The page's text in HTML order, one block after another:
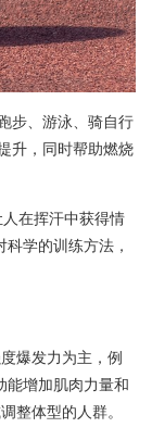
步、游泳、骑自行
升，同时帮助燃烧
在挥汗中获得情
学的训练方法，
爆发力为主，例
能增加肌肉力量和
整体型的人群。